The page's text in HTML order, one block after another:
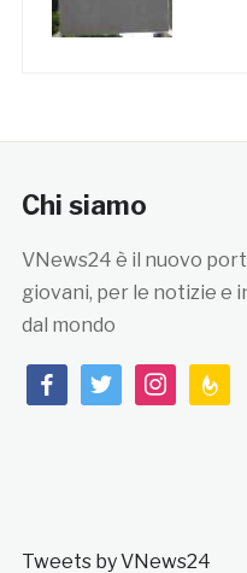
Chi siamo
VNews24 è il nuovo
giovani, per le notizie e
dal mondo
facebooktwitterinstagram
Tweets by VNews24